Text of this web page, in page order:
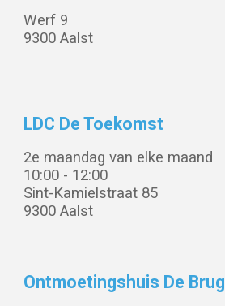
Werf 9
9300 Aalst
LDC De Toekomst
2e maandag van elke maand
10:00 - 12:00
Sint-Kamielstraat 85
9300 Aalst
Ontmoetingshuis De Brug